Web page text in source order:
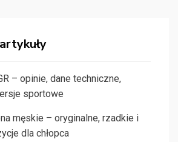
– opinie, dane techniczne,
sportowe
męskie – oryginalne, rzadkie i
dla chłopca